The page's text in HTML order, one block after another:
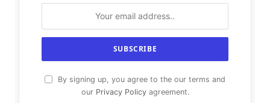
By signing up, you agree to the our terms and
our Privacy Policyagreement.